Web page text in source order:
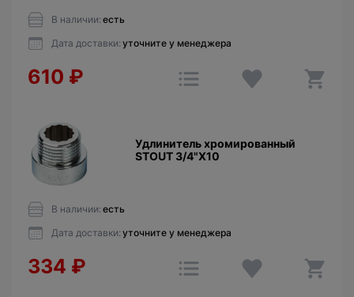
В наличии: есть
Дата доставки: уточните у менеджера
610 ₽
Удлинитель хромированный
STOUT 3/4"X10
В наличии: есть
Дата доставки: уточните у менеджера
334 ₽